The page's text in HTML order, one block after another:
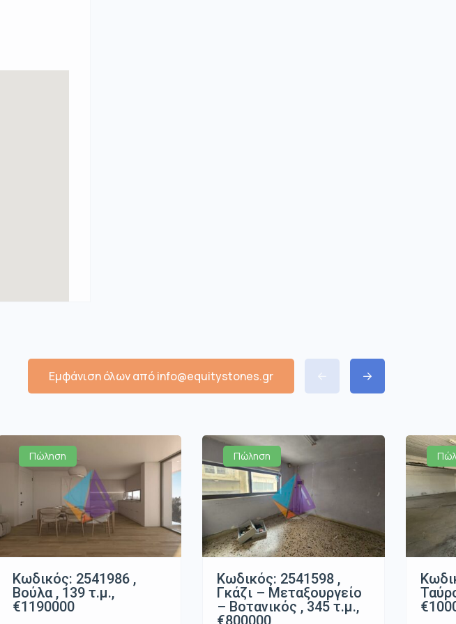
Εμφάνιση όλων από info@equitystones.gr
Πώληση
Κωδικός: 2541986 ,
Βούλα , 139 τ.μ.,
€1190000
Πώληση
Κωδικός: 2541598 ,
Γκάζι – Μεταξουργείο
– Βοτανικός , 345 τ.μ.,
€800000